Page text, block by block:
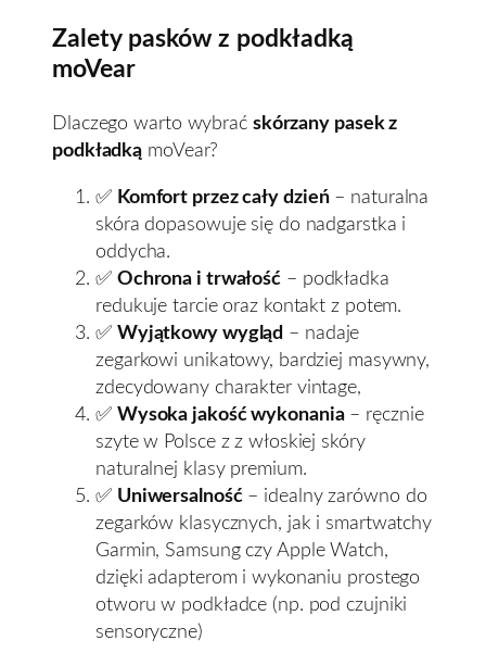
Zalety pasków z podkładką
moVear
Dlaczego warto wybrać skórzany pasek z
podkładką moVear?
✅ Komfort przez cały dzień– naturalna
skóra dopasowuje się do nadgarstka i
oddycha.
✅ Ochrona i trwałość – podkładka
redukuje tarcie oraz kontakt z potem.
✅ Wyjątkowy wygląd – nadaje
zegarkowi unikatowy, bardziej masywny,
zdecydowany charakter vintage,
✅ Wysoka jakość wykonania– ręcznie
szyte w Polsce z z włoskiej skóry
naturalnej klasy premium.
✅ Uniwersalność– idealny zarówno do
zegarków klasycznych, jak i smartwatchy
Garmin, Samsung czy Apple Watch,
dzięki adapterom i wykonaniu prostego
otworu w podkładce (np. pod czujniki
sensoryczne)